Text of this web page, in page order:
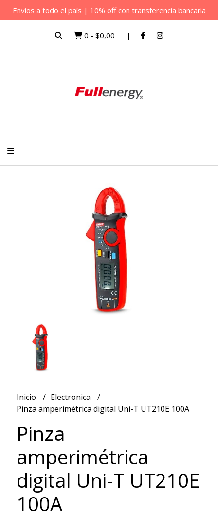
Envíos a todo el país | 10% off con transferencia bancaria
0 - $0,00
Inicio
Electronica
Pinza amperimétrica digital Uni-T UT210E 100A
Pinza
amperimétrica
digital Uni-T UT210E
100A